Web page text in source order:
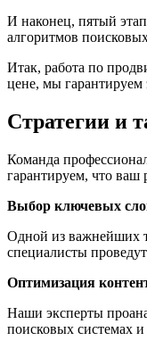
И наконец, пятый
алгоритмов
Итак, работа по
цене, мы гарантируем
Стратегии и
Команда
гарантируем, что ваш
Выбор ключевых
Одной из важнейших
специалисты
Оптимизация
Наши эксперты
поисковых системах